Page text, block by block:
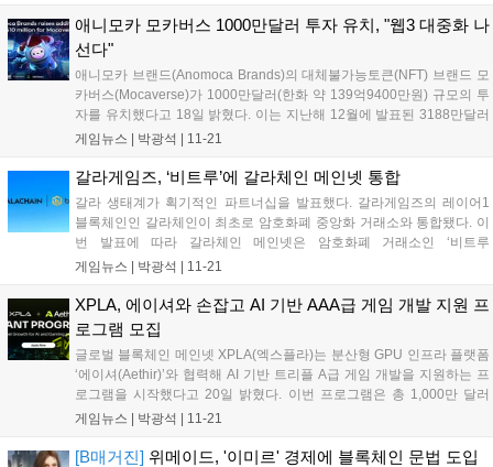
애니모카 모카버스 1000만달러 투자 유치, "웹3 대중화 나
선다"
애니모카 브랜드(Anomoca Brands)의 대체불가능토큰(NFT) 브랜드 모
카버스(Mocaverse)가 1000만달러(한화 약 139억9400만원) 규모의 투
자를 유치했다고 18일 밝혔다. 이는 지난해 12월에 발표된 3188만달러
(한화 약 446억원) 규모에 뒤이은 추가 투자 유치 건이다. 이번 투자에는
게임뉴스 | 박광석 11-21
갈라게임즈, ‘비트루’에 갈라체인 메인넷 통합
갈라 생태계가 획기적인 파트너십을 발표했다. 갈라게임즈의 레이어1
블록체인인 갈라체인이 최초로 암호화폐 중앙화 거래소와 통합됐다. 이
번 발표에 따라 갈라체인 메인넷은 암호화폐 거래소인 ‘비트루
(Bitrue)’와 통합되며, 갈라체인 기반 토큰은 비트루를 통해 보다 효율적
폐 거래소에서 이용...
게임뉴스 | 박광석 11-21
XPLA, 에이셔와 손잡고 AI 기반 AAA급 게임 개발 지원 프
로그램 모집
글로벌 블록체인 메인넷 XPLA(엑스플라)는 분산형 GPU 인프라 플랫폼
‘에이셔(Aethir)’와 협력해 AI 기반 트리플 A급 게임 개발을 지원하는 프
로그램을 시작했다고 20일 밝혔다. 이번 프로그램은 총 1,000만 달러
(139억 원) 규모로, AI 기술을 활용한 웹3 게임을 발굴하기 위해 마련했
게임뉴스 | 박광석 11-21
[B매거진] 위메이드, '이미르' 경제에 블록체인 문법 도입